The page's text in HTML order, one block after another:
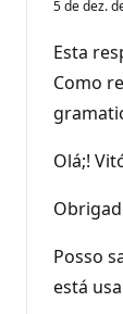
5 de dez.
Esta
Como
Olá;!
Posso
está